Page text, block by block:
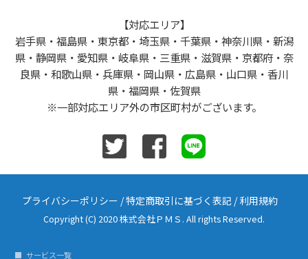
【対応エリア】
岩手県・福島県・東京都・埼玉県・千葉県・神奈川県・新潟
県・静岡県・愛知県・岐阜県・三重県・滋賀県・京都府・奈
良県・和歌山県・兵庫県・岡山県・広島県・山口県・香川
県・福岡県・佐賀県
※一部対応エリア外の市区町村がございます。
プライバシーポリシー /特定商取引に基づく表記 /利用規約
Copyright (C) 2020 株式会社ＰＭＳ. All rights Reserved.
サービス一覧